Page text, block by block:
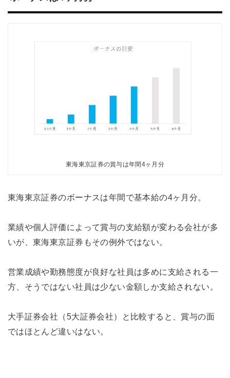
東海東京証券の賞与は年間4ヶ月分
東海東京証券のボーナスは年間で基本給の4ヶ月分。
業績や個人評価によって賞与の支給額が変わる会社が多
いが、東海東京証券もその例外ではない。
営業成績や勤務態度が良好な社員は多めに支給される一
方、そうではない社員は少ない金額しか支給されない。
大手証券会社（5大証券会社）と比較すると、賞与の面
ではほとんど違いはない。